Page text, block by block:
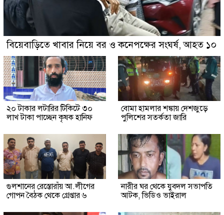
বিয়েবাড়িতে খাবার নিয়ে বর ও কনেপক্ষের সংঘর্ষ, আহত ১০
২০ টাকার লটারির টিকিটে ৩০
লাখ টাকা পাচ্ছেন কৃষক হানিফ
বোমা হামলার শঙ্কায় দেশজুড়ে
পুলিশের সতর্কতা জারি
গুলশানের রেস্তোরাঁয় আ.লীগের
গোপন বৈঠক থেকে গ্রেপ্তার ৬
নারীর ঘর থেকে যুবদল সভাপতি
আটক, ভিডিও ভাইরাল